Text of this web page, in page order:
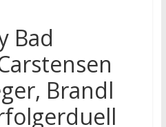
Bad
Brandl